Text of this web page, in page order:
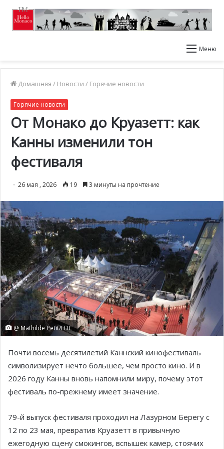
Меню
Домашняя / Новости / Горячие новости
Горячие новости
От Монако до Круазетт: как
Канны изменили тон
фестиваля
26 мая , 2026 19 3 минуты на прочтение
@ Mathilde Petit/FDC
Почти восемь десятилетий Каннский кинофестиваль
символизирует нечто большее, чем просто кино. И в
2026 году Канны вновь напомнили миру, почему этот
фестиваль по-прежнему имеет значение.
79-й выпуск фестиваля проходил на Лазурном Берегу с
12 по 23 мая, превратив Круазетт в привычную
ежегодную сцену смокингов, вспышек камер, стоячих